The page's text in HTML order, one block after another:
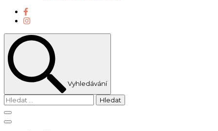
Vyhledávání
Vyhledávání